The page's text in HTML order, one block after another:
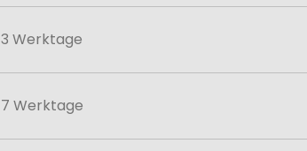
3 Werktage
7 Werktage